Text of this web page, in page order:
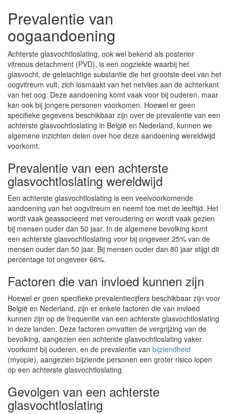
Prevalentie van
oogaandoening
Achterste glasvochtloslating, ook wel bekend als posterior
vitreous detachment (PVD), is een oogziekte waarbij het
glasvocht, de geleiachtige substantie die het grootste deel van het
oogvitreum vult, zich losmaakt van het netvlies aan de achterkant
van het oog. Deze aandoening komt vaak voor bij ouderen, maar
kan ook bij jongere personen voorkomen. Hoewel er geen
specifieke gegevens beschikbaar zijn over de prevalentie van een
achterste glasvochtloslating in België en Nederland, kunnen we
algemene inzichten delen over hoe deze aandoening wereldwijd
voorkomt.
Prevalentie van een achterste
glasvochtloslating wereldwijd
Een achterste glasvochtloslating is een veelvoorkomende
aandoening van het oogvitreum en neemt toe met de leeftijd. Het
wordt vaak geassocieerd met veroudering en wordt vaak gezien
bij mensen ouder dan 50 jaar. In de algemene bevolking komt
een achterste glasvochtloslating voor bij ongeveer 25% van de
mensen ouder dan 50 jaar. Bij mensen ouder dan 80 jaar stijgt dit
percentage tot ongeveer 66%.
Factoren die van invloed kunnen zijn
Hoewel er geen specifieke prevalentiecijfers beschikbaar zijn voor
België en Nederland, zijn er enkele factoren die van invloed
kunnen zijn op de frequentie van een achterste glasvochtloslating
in deze landen. Deze factoren omvatten de vergrijzing van de
bevolking, aangezien een achterste glasvochtloslating vaker
voorkomt bij ouderen, en de prevalentie van bijziendheid
(myopie), aangezien bijziende personen een groter risico lopen
op een achterste glasvochtloslating.
Gevolgen van een achterste
glasvochtloslating